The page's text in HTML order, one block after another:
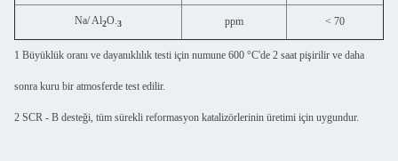
Na/ Al2O.3 ppm < 70
1 Büyüklük oranı ve dayanıklılık testi için numune 600 °C'de 2 saat pişirilir ve daha
sonra kuru bir atmosferde test edilir.
2 SCR - B desteği, tüm sürekli reformasyon katalizörlerinin üretimi için uygundur.